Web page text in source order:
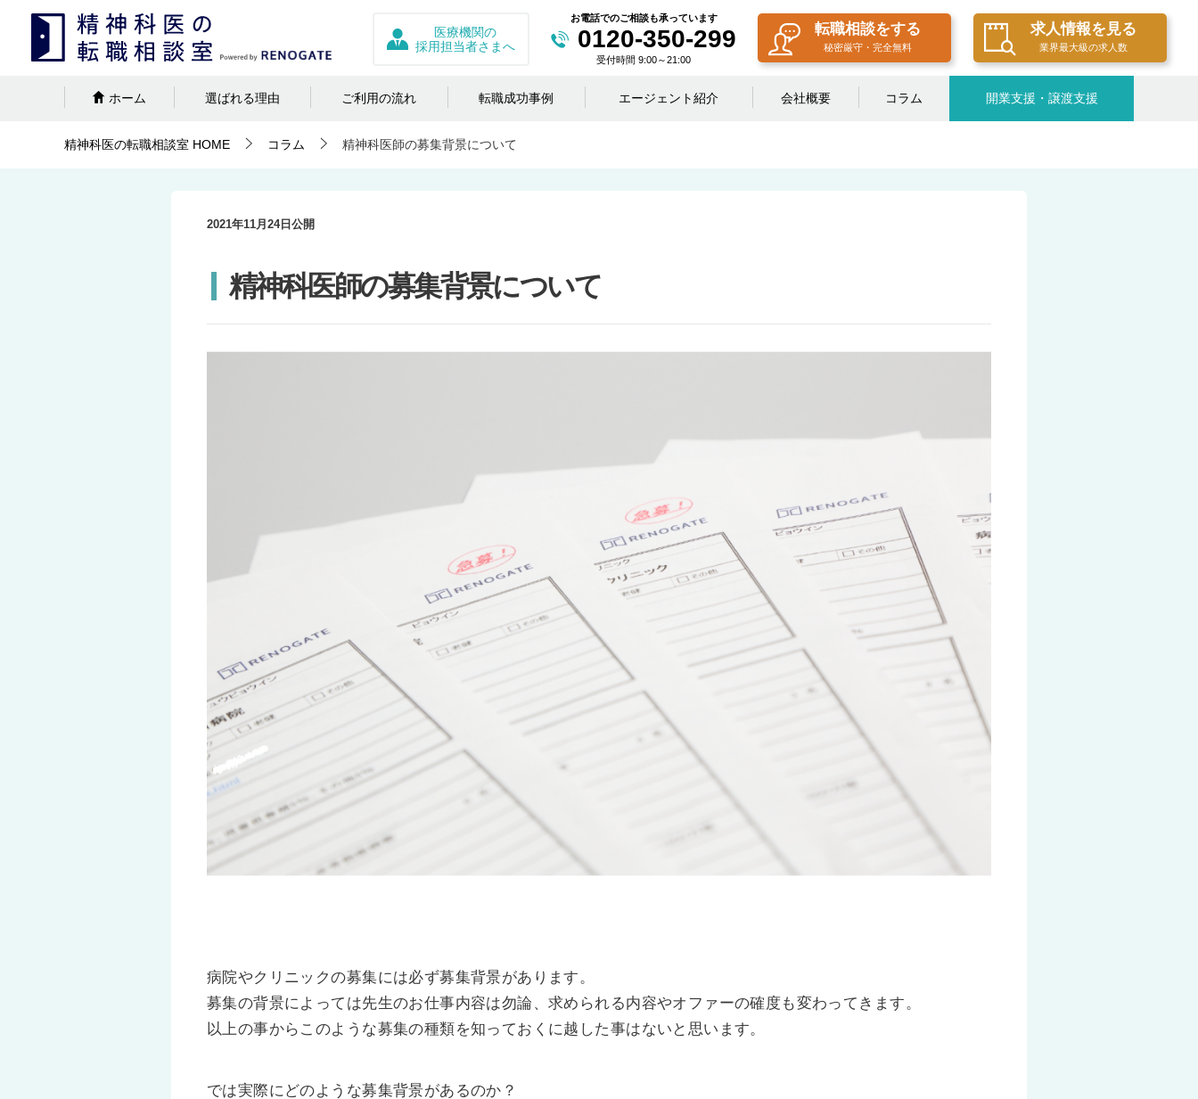
転職相談をする
秘密厳守・完全無料
求人情報を見る
業界最大級の求人数
お電話でのご相談も承っています
0120-350-299
受付時間 9:00～21:00
医療機関の
採用担当者さまへ
ホーム 選ばれる理由 ご利用の流れ 転職成功事例 エージェント紹介 会社概要 コラム 開業支援・譲渡支援
精神科医の転職相談室 HOME コラム 精神科医師の募集背景について
2021年11月24日 公開
精神科医師の募集背景について
病院やクリニックの募集には必ず募集背景があります。
募集の背景によっては先生のお仕事内容は勿論、求められる内容やオファーの確度も変わってきます。
以上の事からこのような募集の種類を知っておくに越した事はないと思います。
では実際にどのような募集背景があるのか？